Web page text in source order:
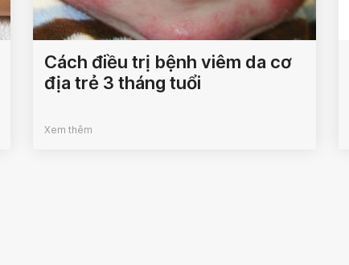
Cách điều trị bệnh viêm da cơ
địa trẻ 3 tháng tuổi
Xem thêm